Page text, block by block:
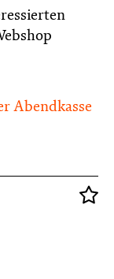
Abendkasse